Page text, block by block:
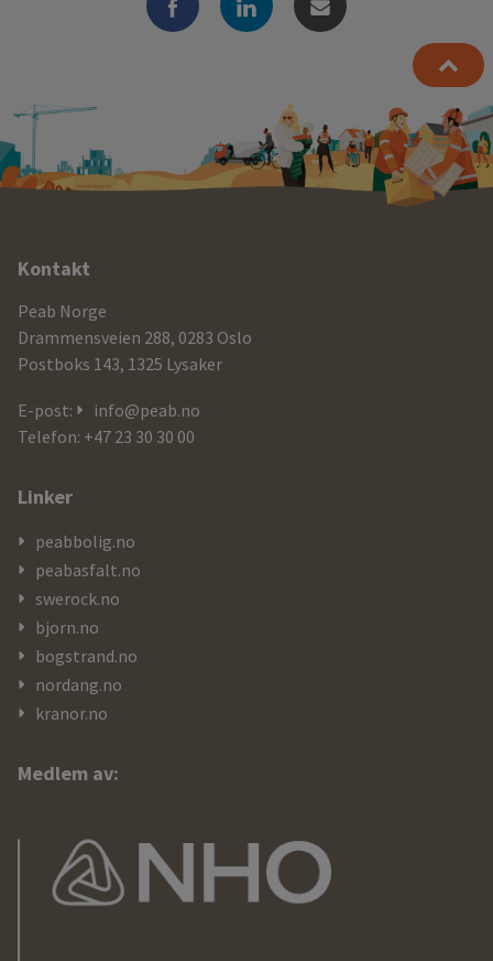
Ytterligere
informasjon
og
kontaktdetaljer
Kontakt
Peab Norge
Drammensveien 288, 0283 Oslo
Postboks 143, 1325 Lysaker
E-post:
info@peab.no
Telefon: +47 23 30 30 00
Linker
peabbolig.no
peabasfalt.no
swerock.no
bjorn.no
bogstrand.no
nordang.no
kranor.no
Medlem av: